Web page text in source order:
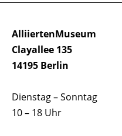
AlliiertenMuseum
Clayallee 135
14195 Berlin
Dienstag – Sonntag
10 – 18 Uhr